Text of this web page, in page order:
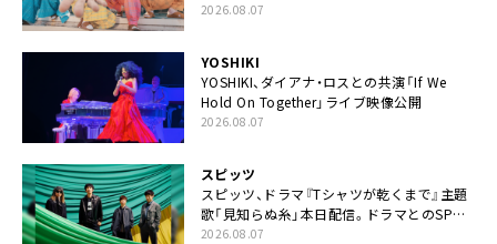
伊藤一朗参加も
2026.08.07
YOSHIKI
YOSHIKI、ダイアナ・ロスとの共演「If We
Hold On Together」ライブ映像公開
2026.08.07
スピッツ
スピッツ、ドラマ『Tシャツが乾くまで』主題
歌「見知らぬ糸」本日配信。ドラマとのSPコ
ラボムービー公開も
2026.08.07